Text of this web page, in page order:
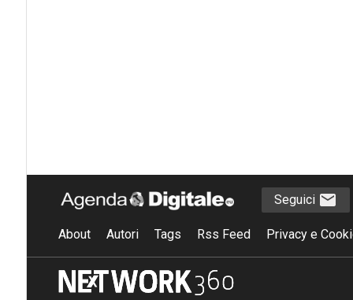
Seguici
About Autori Tags Rss Feed Privacy e